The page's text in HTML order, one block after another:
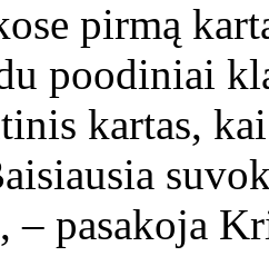
pirmą
poodiniai
kartas,
– pasakoja